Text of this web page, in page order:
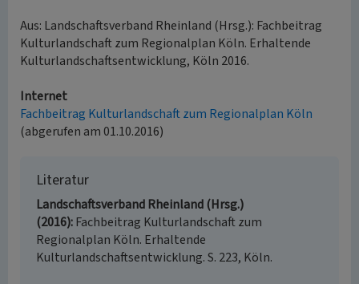
Aus: Landschaftsverband Rheinland (Hrsg.): Fachbeitrag
Kulturlandschaft zum Regionalplan Köln. Erhaltende
Kulturlandschaftsentwicklung, Köln 2016.
Internet
Fachbeitrag Kulturlandschaft zum Regionalplan Köln
(abgerufen am 01.10.2016)
Literatur
Landschaftsverband Rheinland (Hrsg.)
(2016) Fachbeitrag Kulturlandschaft zum
Regionalplan Köln. Erhaltende
Kulturlandschaftsentwicklung. S. 223, Köln.